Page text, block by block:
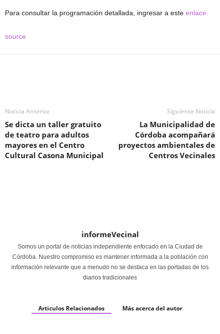
Para consultar la programación detallada, ingresar a este enlace.
source
Noticia Anterior
Se dicta un taller gratuito
de teatro para adultos
mayores en el Centro
Cultural Casona Municipal
Siguiente Noticia
La Municipalidad de
Córdoba acompañará
proyectos ambientales de
Centros Vecinales
informeVecinal
Somos un portal de noticias independiente enfocado en la Ciudad de
Córdoba. Nuestro compromiso es mantener informada a la población con
información relevante que a menudo no se destaca en las portadas de los
diarios tradicionales
Articulos Relacionados Más acerca del autor